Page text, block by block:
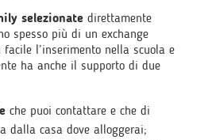
selezionate direttamente
spesso più di un exchange
l’inserimento nella scuola e
ha anche il supporto di due
che puoi contattare e che di
dalla casa dove alloggerai;